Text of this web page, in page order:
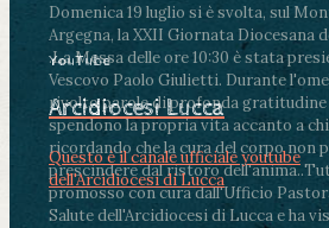
Domenica 19 luglio si è svolta, sul
Argegna, la XXII Giornata Diocesana
.La Messa delle ore 10:30 è stata
Vescovo Paolo Giulietti. Durante
rivolto parole di profonda gratitudine
spendono la propria vita accanto a
ricordando che la cura del corpo non
prescindere dal ristoro dell'anima..
promosso con cura dall'Ufficio
Salute dell'Arcidiocesi di Lucca e ha
YouTube
Arcidiocesi Lucca
Questo è il canale ufficiale youtube
dell'Arcidiocesi di Lucca